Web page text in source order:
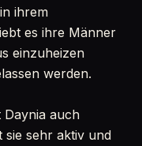
ihrem
es ihre Männer
einzuheizen
werden.
Daynia auch
sie sehr aktiv und